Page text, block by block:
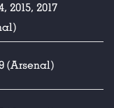
2015, 2017
(Arsenal)